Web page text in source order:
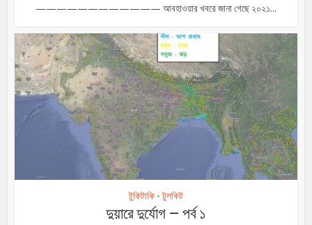
———————————— আবহাওয়ার খবরে জানা গেছে ২০২১...
টুকিটাকি • টুলকিট
দুয়ারে দুর্যোগ – পর্ব ১